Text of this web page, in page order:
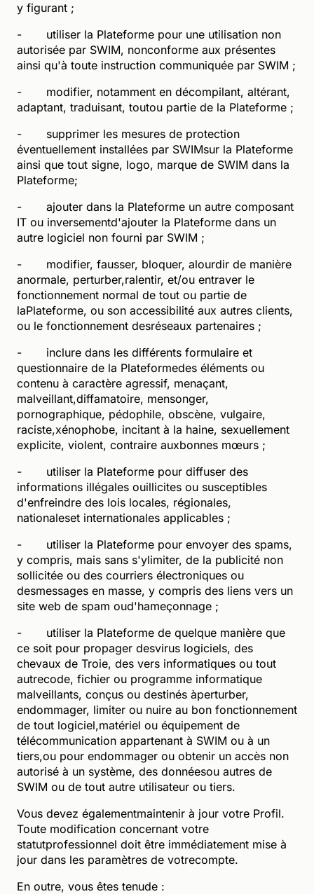
y figurant ;
- utiliser la Plateforme pour une utilisation non
autorisée par SWIM, nonconforme aux présentes
ainsi qu'à toute instruction communiquée par SWIM ;
- modifier, notamment en décompilant, altérant,
adaptant, traduisant, toutou partie de la Plateforme ;
- supprimer les mesures de protection
éventuellement installées par SWIMsur la Plateforme
ainsi que tout signe, logo, marque de SWIM dans la
Plateforme;
- ajouter dans la Plateforme un autre composant
IT ou inversementd'ajouter la Plateforme dans un
autre logiciel non fourni par SWIM ;
- modifier, fausser, bloquer, alourdir de manière
anormale, perturber,ralentir, et/ou entraver le
fonctionnement normal de tout ou partie de
laPlateforme, ou son accessibilité aux autres clients,
ou le fonctionnement desréseaux partenaires ;
- inclure dans les différents formulaire et
questionnaire de la Plateformedes éléments ou
contenu à caractère agressif, menaçant,
malveillant,diffamatoire, mensonger,
pornographique, pédophile, obscène, vulgaire,
raciste,xénophobe, incitant à la haine, sexuellement
explicite, violent, contraire auxbonnes mœurs ;
- utiliser la Plateforme pour diffuser des
informations illégales ouillicites ou susceptibles
d'enfreindre des lois locales, régionales,
nationaleset internationales applicables ;
- utiliser la Plateforme pour envoyer des spams,
y compris, mais sans s'ylimiter, de la publicité non
sollicitée ou des courriers électroniques ou
desmessages en masse, y compris des liens vers un
site web de spam oud'hameçonnage ;
- utiliser la Plateforme de quelque manière que
ce soit pour propager desvirus logiciels, des
chevaux de Troie, des vers informatiques ou tout
autrecode, fichier ou programme informatique
malveillants, conçus ou destinés àperturber,
endommager, limiter ou nuire au bon fonctionnement
de tout logiciel,matériel ou équipement de
télécommunication appartenant à SWIM ou à un
tiers,ou pour endommager ou obtenir un accès non
autorisé à un système, des donnéesou autres de
SWIM ou de tout autre utilisateur ou tiers.
Vous devez égalementmaintenir à jour votre Profil.
Toute modification concernant votre
statutprofessionnel doit être immédiatement mise à
jour dans les paramètres de votrecompte.
En outre, vous êtes tenude :